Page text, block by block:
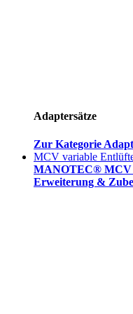
Adaptersätze
Zur Kategorie
MCV variable
MANOTEC® MCV
Erweiterung &